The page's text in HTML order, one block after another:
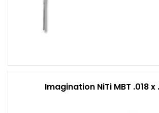
Imagination NiTi MBT .018 x